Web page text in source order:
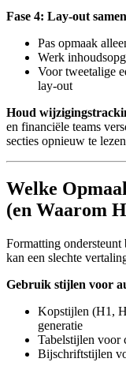
Fase 4: Lay-out
Pas opmaak
Werk
Voor tweetalige
lay-out
Houd
en financiële teams
secties opnieuw te
Welke
(en Waarom
Formatting
kan een slechte
Gebruik stijlen voor
Kopstijlen (H1,
generatie
Tabelstijlen voor
Bijschriftstijlen